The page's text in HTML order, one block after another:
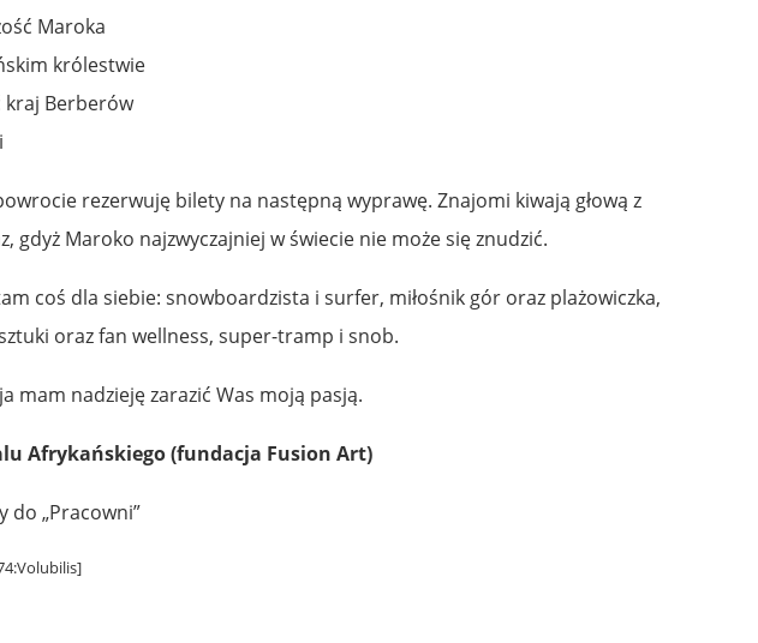
Maroka
królestwie
kraj Berberów
rezerwuję bilety na następną wyprawę. Znajomi kiwają głową z
Maroko najzwyczajniej w świecie nie może się znudzić.
coś dla siebie: snowboardzista i surfer, miłośnik gór oraz plażowiczka,
oraz fan wellness, super-tramp i snob.
mam nadzieję zarazić Was moją pasją.
Afrykańskiego (fundacja Fusion Art)
do „Pracowni”